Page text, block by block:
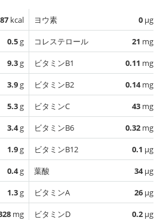
87 kcal
0.5g
9.3g
3.9g
5.3g
3.4g
1.9g
0.4g
1.3g
mg
ヨウ素 0 µg
コレステロール
21 mg
ビタミンB1
0.11 mg
ビタミンB2
0.14mg
ビタミンC
43 mg
ビタミンB6
0.32 mg
ビタミンB12
0.1 µg
葉酸
34µg
ビタミンA
26 µg
ビタミンD
0.2 µg